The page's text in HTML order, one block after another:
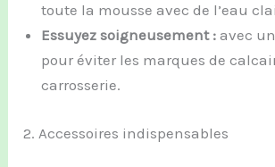
toute la mousse avec de l’eau
Essuyez soigneusement : avec
pour éviter les marques de
carrosserie.
2. Accessoires indispensables